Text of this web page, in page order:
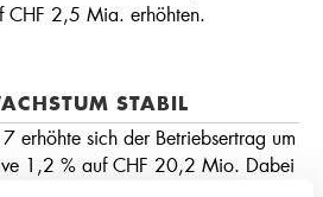
CHF 2,5 Mia. erhöhten.
STABIL
erhöhte sich der Betriebsertrag um
1,2 % auf CHF 20,2 Mio. Dabei